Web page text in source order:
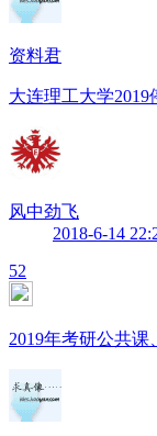
资料君
大连理工大学2019
风中劲飞
2018-6-14
52
2019年考研公共